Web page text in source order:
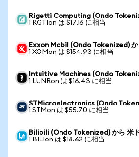
Rigetti Computing (Ondo
1 RGTIon は $17.16 に相当
Exxon Mobil (Ondo Tokenized) か
1 XOMon は $154.93 に相当
Intuitive Machines (Ondo
1 LUNRon は $16.43 に相当
STMicroelectronics (Ondo
1 STMon は $55.70 に相当
Bilibili (Ondo Tokenized) から 米
1 BILIon は $18.62 に相当